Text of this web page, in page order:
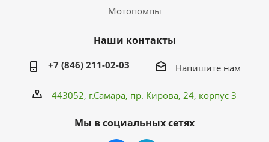
Мотопомпы
Наши контакты
+7 (846) 211-02-03 Напишите нам
443052, г.Самара, пр. Кирова, 24, корпус 3
Мы в социальных сетях